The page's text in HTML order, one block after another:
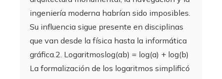
ingeniería moderna habrían sido imposibles.
Su influencia sigue presente en disciplinas
que van desde la física hasta la informática
gráfica.2. Logaritmoslog(ab) = log(a) + log(b)
La formalización de los logaritmos simplificó